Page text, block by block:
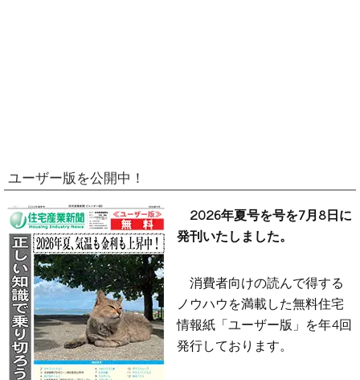
ユーザー版を公開中！
2026年夏号を号を7月8日に
発刊いたしました。
消費者向けの読んで得する
ノウハウを満載した無料住宅
情報紙「ユーザー版」を年4回
発行しております。